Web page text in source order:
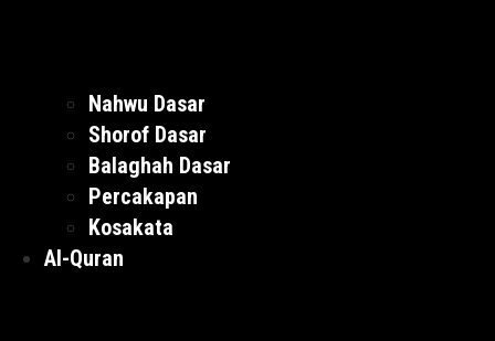
Nahwu Dasar
Shorof Dasar
Balaghah Dasar
Percakapan
Kosakata
Al-Quran